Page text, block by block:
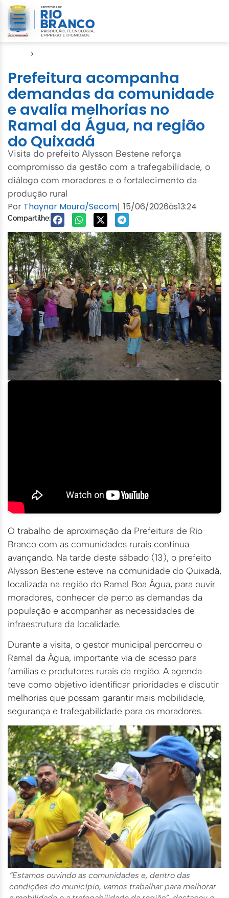
›
Prefeitura acompanha
demandas da comunidade
e avalia melhorias no
Ramal da Água, na região
do Quixadá
Visita do prefeito Alysson Bestene reforça
compromisso da gestão com a trafegabilidade, o
diálogo com moradores e o fortalecimento da
produção rural
Por Thaynar Moura/Secom| 15/06/2026às13:24
Compartilhe:
O trabalho de aproximação da Prefeitura de Rio
Branco com as comunidades rurais continua
avançando. Na tarde deste sábado (13), o prefeito
Alysson Bestene esteve na comunidade do Quixadá,
localizada na região do Ramal Boa Água, para ouvir
moradores, conhecer de perto as demandas da
população e acompanhar as necessidades de
infraestrutura da localidade.
Durante a visita, o gestor municipal percorreu o
Ramal da Água, importante via de acesso para
famílias e produtores rurais da região. A agenda
teve como objetivo identificar prioridades e discutir
melhorias que possam garantir mais mobilidade,
segurança e trafegabilidade para os moradores.
“Estamos ouvindo as comunidades e, dentro das
condições do município, vamos trabalhar para melhorar